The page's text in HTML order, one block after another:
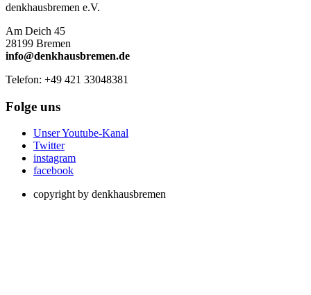
denkhausbremen e.V.
Am Deich 45
28199 Bremen
info@denkhausbremen.de
Telefon: +49 421 33048381
Folge uns
Unser Youtube-Kanal
Twitter
instagram
facebook
copyright by denkhausbremen